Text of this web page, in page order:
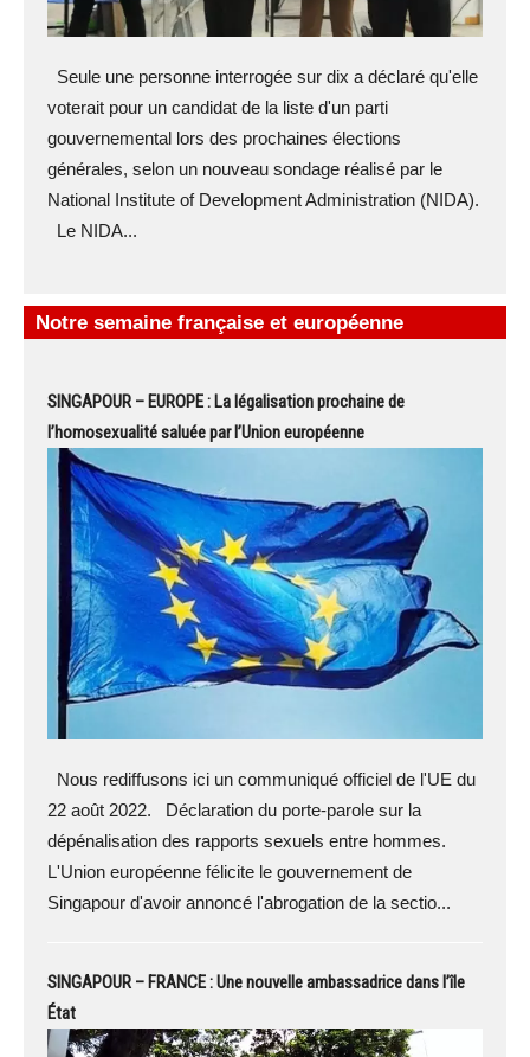
Seule une personne interrogée sur dix a déclaré qu'elle
voterait pour un candidat de la liste d'un parti
gouvernemental lors des prochaines élections
générales, selon un nouveau sondage réalisé par le
National Institute of Development Administration (NIDA).
Le NIDA...
Notre semaine française et européenne
SINGAPOUR – EUROPE : La légalisation prochaine de
l’homosexualité saluée par l’Union européenne
Nous rediffusons ici un communiqué officiel de l'UE du
22 août 2022. Déclaration du porte-parole sur la
dépénalisation des rapports sexuels entre hommes.
L'Union européenne félicite le gouvernement de
Singapour d'avoir annoncé l'abrogation de la sectio...
SINGAPOUR – FRANCE : Une nouvelle ambassadrice dans l’île
État